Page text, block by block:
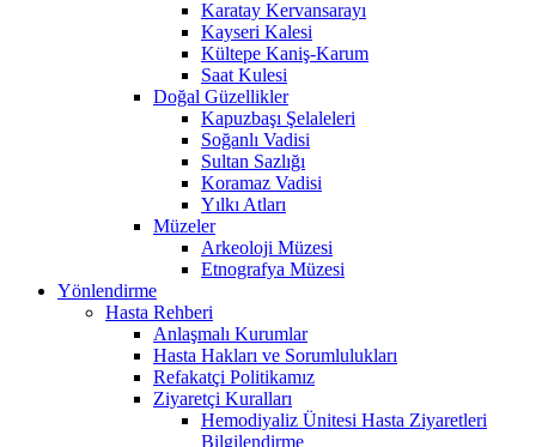
Karatay Kervansarayı
Kayseri Kalesi
Kültepe Kaniş-Karum
Saat Kulesi
Doğal Güzellikler
Kapuzbaşı Şelaleleri
Soğanlı Vadisi
Sultan Sazlığı
Koramaz Vadisi
Yılkı Atları
Müzeler
Arkeoloji Müzesi
Etnografya Müzesi
Yönlendirme
Hasta Rehberi
Anlaşmalı Kurumlar
Hasta Hakları ve Sorumlulukları
Refakatçi Politikamız
Ziyaretçi Kuralları
Hemodiyaliz Ünitesi Hasta Ziyaretleri
Bilgilendirme